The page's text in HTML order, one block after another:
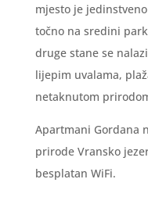
mjesto je
točno na sredini
druge stane se
lijepim uvalama,
netaknutom
Apartmani Gordana
prirode Vransko
besplatan WiFi.